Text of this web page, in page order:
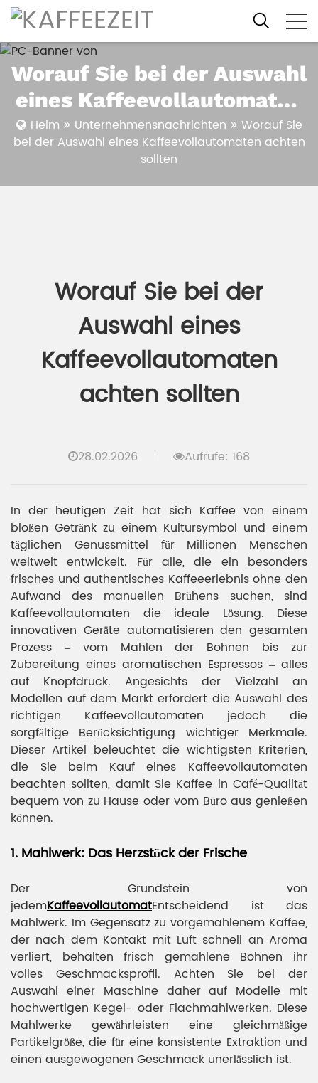
Worauf Sie bei der Auswahl
eines Kaffeevollautomaten
achten sollten
Heim Unternehmensnachrichten
Worauf Sie
bei der Auswahl eines Kaffeevollautomaten achten
sollten
Worauf Sie bei der
Auswahl eines
Kaffeevollautomaten
achten sollten
28.02.2026 Aufrufe: 168
In der heutigen Zeit hat sich Kaffee von einem
bloßen Getränk zu einem Kultursymbol und einem
täglichen Genussmittel für Millionen Menschen
weltweit entwickelt. Für alle, die ein besonders
frisches und authentisches Kaffeeerlebnis ohne den
Aufwand des manuellen Brühens suchen, sind
Kaffeevollautomaten die ideale Lösung. Diese
innovativen Geräte automatisieren den gesamten
Prozess – vom Mahlen der Bohnen bis zur
Zubereitung eines aromatischen Espressos – alles
auf Knopfdruck. Angesichts der Vielzahl an
Modellen auf dem Markt erfordert die Auswahl des
richtigen Kaffeevollautomaten jedoch die
sorgfältige Berücksichtigung wichtiger Merkmale.
Dieser Artikel beleuchtet die wichtigsten Kriterien,
die Sie beim Kauf eines Kaffeevollautomaten
beachten sollten, damit Sie Kaffee in Café-Qualität
bequem von zu Hause oder vom Büro aus genießen
können.
1. Mahlwerk: Das Herzstück der Frische
Der Grundstein von
jedemKaffeevollautomatEntscheidend ist das
Mahlwerk. Im Gegensatz zu vorgemahlenem Kaffee,
der nach dem Kontakt mit Luft schnell an Aroma
verliert, behalten frisch gemahlene Bohnen ihr
volles Geschmacksprofil. Achten Sie bei der
Auswahl einer Maschine daher auf Modelle mit
hochwertigen Kegel- oder Flachmahlwerken. Diese
Mahlwerke gewährleisten eine gleichmäßige
Partikelgröße, die für eine konsistente Extraktion und
einen ausgewogenen Geschmack unerlässlich ist.